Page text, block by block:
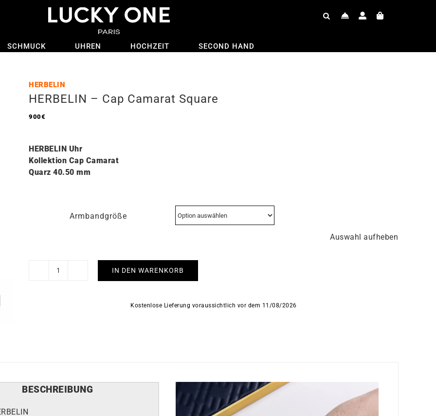
SCHMUCK UHREN HOCHZEIT SECOND HAND
HERBELIN
HERBELIN – Cap Camarat Square
900€
HERBELIN Uhr
Kollektion Cap Camarat
Quarz 40.50 mm
Armbandgröße
Auswahl aufheben
HERBELIN
IN DEN WARENKORB
Kostenlose Lieferung voraussichtlich vor dem 11/08/2026
BESCHREIBUNG